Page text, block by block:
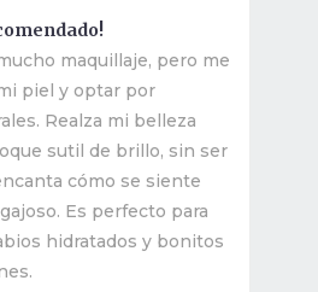
maquillaje, pero me
piel y optar por
Realza mi belleza
sutil de brillo, sin ser
cómo se siente
Es perfecto para
hidratados y bonitos